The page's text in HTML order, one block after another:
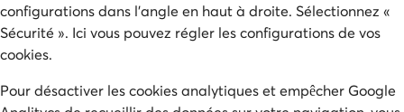
configurations dans l'angle en haut à droite. Sélectionnez «
Sécurité ». Ici vous pouvez régler les configurations de vos
cookies.
Pour désactiver les cookies analytiques et empêcher Google